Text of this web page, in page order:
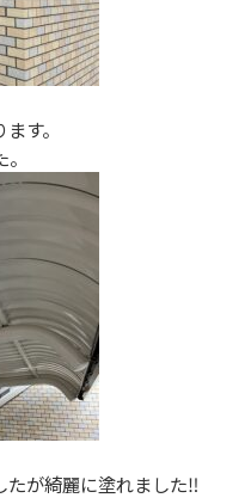
す。
たが綺麗に塗れました‼︎